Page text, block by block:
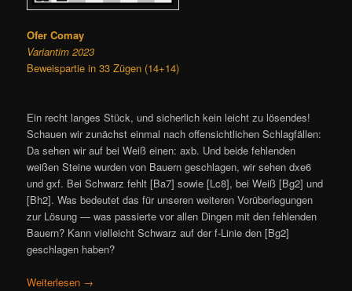
Ofer Comay
Variantim 2023
Beweispartie in 33 Zügen (14+14)
Ein recht langes Stück, und sicherlich kein leicht zu lösendes!
Schauen wir zunächst einmal nach offensichtlichen Schlagfällen:
Da sehen wir auf bei Weiß einen: axb. Und beide fehlenden
weißen Steine wurden von Bauern geschlagen, wir sehen dxe6
und gxf. Bei Schwarz fehlt [Ba7] sowie [Lc8], bei Weiß [Bg2] und
[Bh2]. Was bedeutet das für unseren weiteren Vorüberlegungen
zur Lösung — was passierte vor allen Dingen mit den fehlenden
Bauern? Kann vielleicht Schwarz auf der f-Linie den [Bg2]
geschlagen haben?
Weiterlesen →